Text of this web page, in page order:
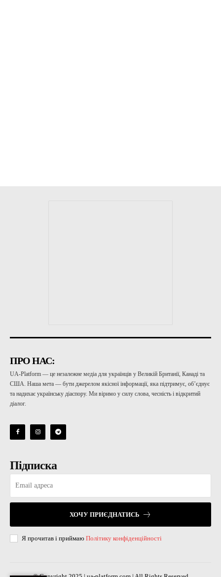
ПРО НАС:
UA-Platform — це незалежне медіа для українців у Великій Британії, Канаді та
США. Наша мета — бути джерелом якісної інформації, яка підтримує, об’єднує
та надихає українську діаспору. Ми віримо у силу слова, чесність і відкритий
діалог.
Підписка
ХОЧУ ПРИЄДНАТИСЬ
Я прочитав і приймаю Політику конфіденційності